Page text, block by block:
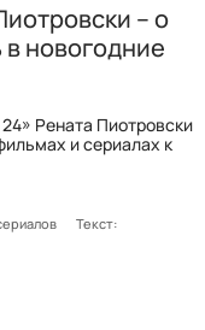
– о
новогодние
Рената Пиотровски
и сериалах к
Текст: